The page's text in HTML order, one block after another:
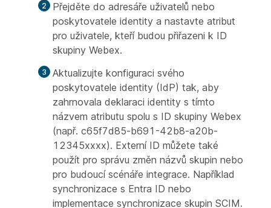
Přejděte do adresáře uživatelů nebo
poskytovatele identity a nastavte atribut
pro uživatele, kteří budou přiřazeni k ID
skupiny Webex.
Aktualizujte konfiguraci svého
poskytovatele identity (IdP) tak, aby
zahrnovala deklaraci identity s tímto
názvem atributu spolu s ID skupiny Webex
(např. c65f7d85-b691-42b8-a20b-
12345xxxx). Externí ID můžete také
použít pro správu změn názvů skupin nebo
pro budoucí scénáře integrace. Například
synchronizace s Entra ID nebo
implementace synchronizace skupin SCIM.